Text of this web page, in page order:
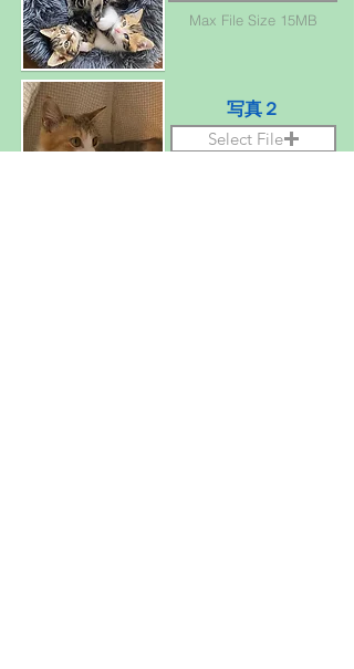
Max File Size 15MB
写真２
Select File